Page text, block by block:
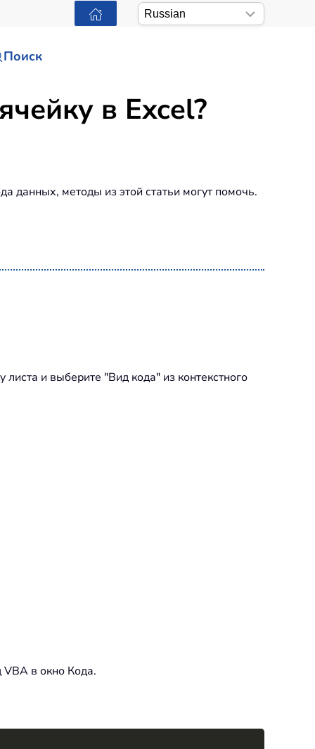
Поиск
в Excel?
данных, методы из этой статьи могут помочь.
и выберите "Вид кода" из контекстного
в окно Кода.